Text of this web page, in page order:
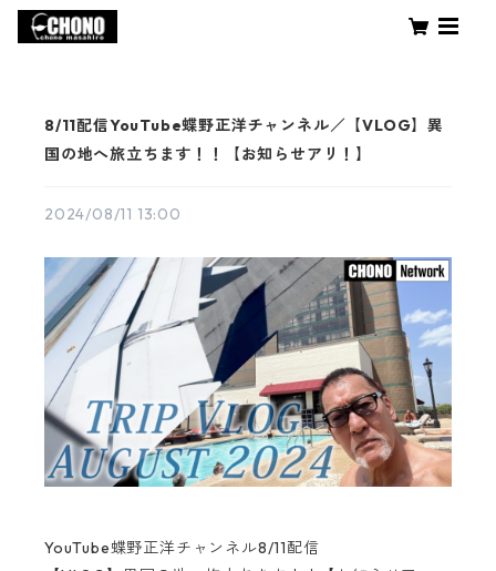
8/11配信YouTube蝶野正洋チャンネル／【VLOG】異
国の地へ旅立ちます！！【お知らせアリ！】
2024/08/11 13:00
YouTube蝶野正洋チャンネル8/11配信